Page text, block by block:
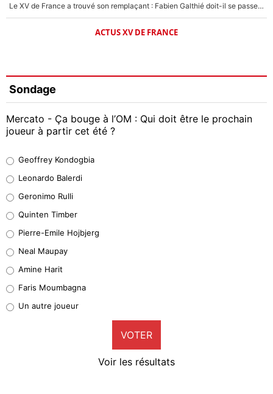
Le XV de France a trouvé son remplaçant : Fabien Galthié doit-il se passer d'Antoine Dupont ?
ACTUS XV DE FRANCE
Sondage
Mercato - Ça bouge à l’OM : Qui doit être le prochain
joueur à partir cet été ?
38%
32%
4%
1%
9%
Geoffrey Kondogbia
Leonardo Balerdi
Geronimo Rulli
Quinten Timber
Pierre-Emile Hojbjerg
Neal Maupay
Amine Harit
Faris Moumbagna
Un autre joueur
VOTER
Voir les résultats